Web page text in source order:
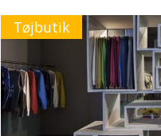
Tøjbutik